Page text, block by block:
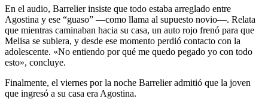
En el audio, Barrelier insiste que todo estaba arreglado entre
Agostina y ese “guaso” —como llama al supuesto novio—. Relata
que mientras caminaban hacia su casa, un auto rojo frenó para que
Melisa se subiera, y desde ese momento perdió contacto con la
adolescente. «No entiendo por qué me quedo pegado yo con todo
esto», concluye.
Finalmente, el viernes por la noche Barrelier admitió que la joven
que ingresó a su casa era Agostina.